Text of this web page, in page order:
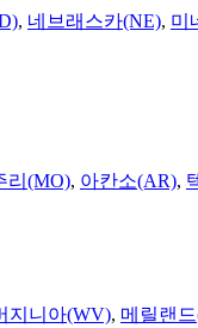
, 네브래스카(NE), 미
리(MO), 아칸소(AR),
지니아(WV), 메릴랜